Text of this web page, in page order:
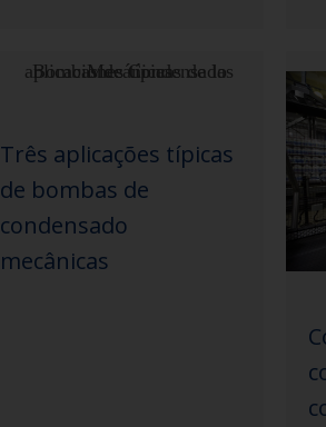
Três aplicações típicas
de bombas de
condensado
mecânicas